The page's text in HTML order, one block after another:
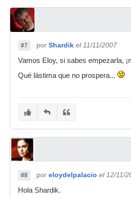
#7 por Shardik el 11/11/2007
Vamos Eloy, si sabes empezarla,
Qué lástima que no prospera...
#8 por eloydelpalacio el 12/11/
Hola Shardik.